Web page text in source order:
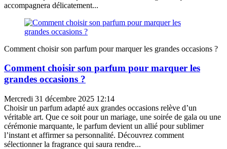
accompagnera délicatement...
Comment choisir son parfum pour marquer les grandes occasions ?
Comment choisir son parfum pour marquer les
grandes occasions ?
Mercredi 31 décembre 2025 12:14
Choisir un parfum adapté aux grandes occasions relève d’un
véritable art. Que ce soit pour un mariage, une soirée de gala ou une
cérémonie marquante, le parfum devient un allié pour sublimer
l’instant et affirmer sa personnalité. Découvrez comment
sélectionner la fragrance qui saura rendre...